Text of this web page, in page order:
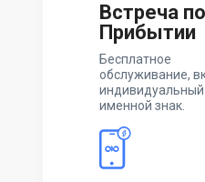
Встреча по
Прибытии
Бесплатное
обслуживание,
индивидуальный
именной знак.